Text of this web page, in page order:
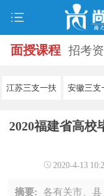
面授课程 招考
口 打准考证 成
江苏三支一扶 安徽三支
2020福建省高校
2020-4-13
摘要: 各有关市、